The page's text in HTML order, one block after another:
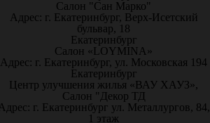
Салон "Сан Марко"
Адрес: г. Екатеринбург, Верх-Исетский
бульвар, 18
Екатеринбург
Салон «LOYMINA»
Адрес: г. Екатеринбург, ул. Московская 194
Екатеринбург
Центр улучшения жилья «ВАУ ХАУЗ»,
Салон "Декор ТД
г. Екатеринбург ул. Металлургов, 84,
1 этаж